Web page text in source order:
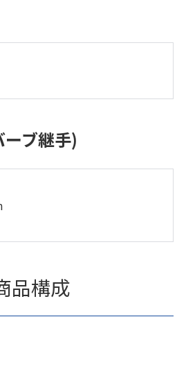
ブ継手)
品構成